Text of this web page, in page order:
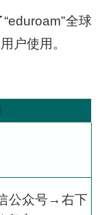
全球
户使用。
公众号→右下